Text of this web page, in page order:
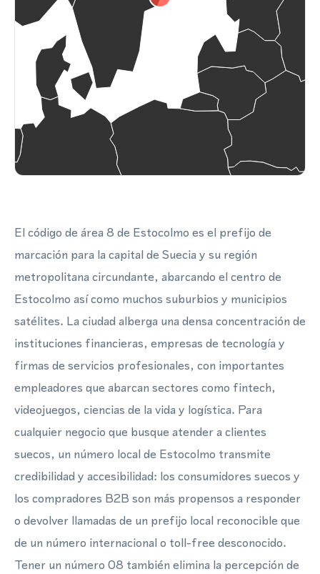
El código de área 8 de Estocolmo es el prefijo de
marcación para la capital de Suecia y su región
metropolitana circundante, abarcando el centro de
Estocolmo así como muchos suburbios y municipios
satélites. La ciudad alberga una densa concentración de
instituciones financieras, empresas de tecnología y
firmas de servicios profesionales, con importantes
empleadores que abarcan sectores como fintech,
videojuegos, ciencias de la vida y logística. Para
cualquier negocio que busque atender a clientes
suecos, un número local de Estocolmo transmite
credibilidad y accesibilidad: los consumidores suecos y
los compradores B2B son más propensos a responder
o devolver llamadas de un prefijo local reconocible que
de un número internacional o toll-free desconocido.
Tener un número 08 también elimina la percepción de